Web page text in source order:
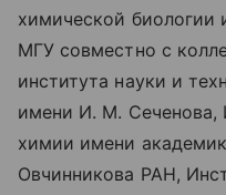
химической биологии
МГУ совместно с
института науки и
имени И. М. Сеченова,
химии имени
Овчинникова РАН,